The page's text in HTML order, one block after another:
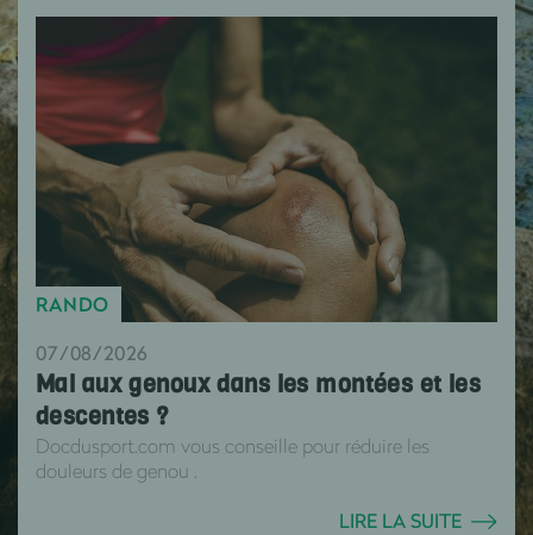
RANDO
07/08/2026
Mal aux genoux dans les montées et les
descentes ?
Docdusport.com vous conseille pour réduire les
douleurs de genou .
LIRE LA SUITE